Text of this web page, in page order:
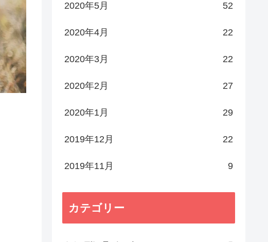
2020年5月 52
2020年4月 22
2020年3月 22
2020年2月 27
2020年1月 29
2019年12月 22
2019年11月 9
カテゴリー